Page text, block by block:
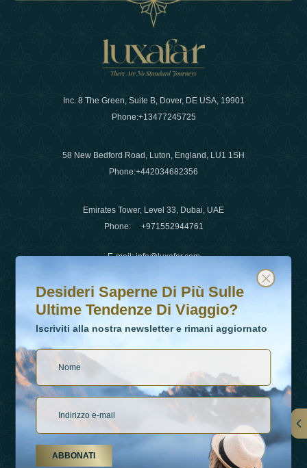
Inc. 8 The Green, Suite B, Dover, DE USA, 19901
Phone:+13477245725
58 New Bedford Road, Luton, England, LU1 1SH
Phone:+442034682356
Emirates Tower, Level 33, Dubai, UAE
Phone: +971552944761
E-mail:info@luxafar.com
WhatsApp No
+442034682356
Collegamenti
Desideri saperne di più sulle ultime tendenze di viaggio?
Iscriviti alla nostra newsletter e rimani aggiornato
Desideri Saperne Di Più Sulle
Ultime Tendenze Di Viaggio?
Iscriviti alla nostra newsletter e rimani aggiornato
ABBONATI